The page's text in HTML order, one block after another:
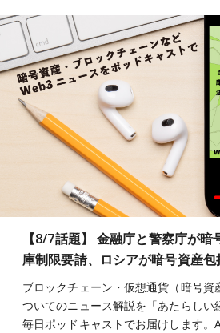
【8/7話題】 金融庁と警察庁が
庫制限要請、ロシアが暗号資産
ブロックチェーン・仮想通貨（暗号資
ついてのニュース解説を「あたらしい
毎日ポッドキャストでお届けします